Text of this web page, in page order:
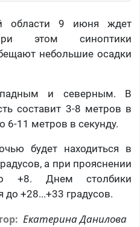
области 9 июня ждет
этом синоптики
небольшие осадки
и северным. В
составит 3-8 метров в
6-11 метров в секунду.
будет находиться в
а при прояснении
+8. Днем столбики
+28...+33 градусов.
Екатерина Данилова